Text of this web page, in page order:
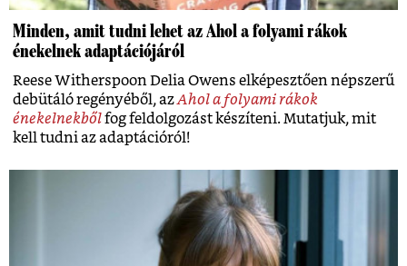
Minden, amit tudni lehet az Ahol a folyami rákok
énekelnek adaptációjáról
Reese Witherspoon Delia Owens elképesztően népszerű
debütáló regényéből, azAhol a folyami rákok
énekelnekbőlfog feldolgozást készíteni. Mutatjuk, mit
kell tudni az adaptációról!